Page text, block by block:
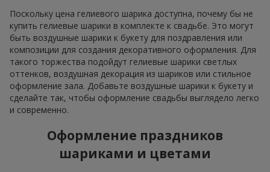
Поскольку цена гелиевого шарика доступна, почему бы не
купить гелиевые шарики в комплекте к свадьбе. Это могут
быть воздушные шарики к букету для поздравления или
композиции для создания декоративного оформления. Для
такого торжества подойдут гелиевые шарики светлых
оттенков, воздушная декорация из шариков или стильное
оформление зала. Добавьте воздушные шарики к букету и
сделайте так, чтобы оформление свадьбы выглядело легко
и современно.
Оформление праздников
шариками и цветами